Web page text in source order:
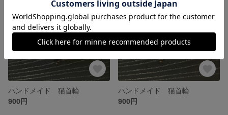
ハンドメイド 猫首輪
900円
ハンドメイド 猫首輪
900円